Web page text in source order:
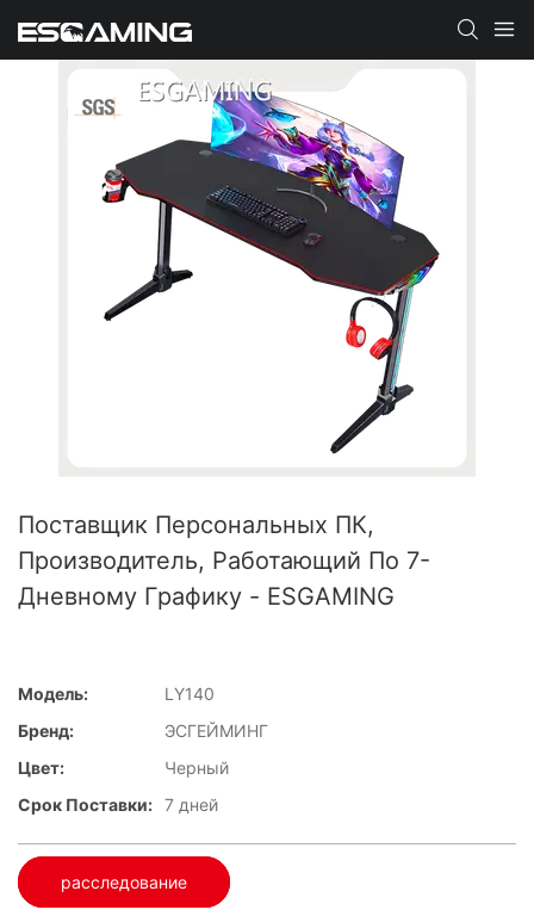
Поставщик Персональных ПК,
Производитель, Работающий По 7-
Дневному Графику - ESGAMING
Модель:
LY140
Бренд:
ЭСГЕЙМИНГ
Цвет:
Черный
Срок Поставки: 7 дней
расследование